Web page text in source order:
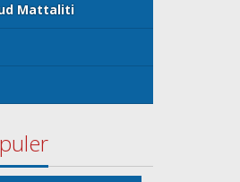
Mattaliti